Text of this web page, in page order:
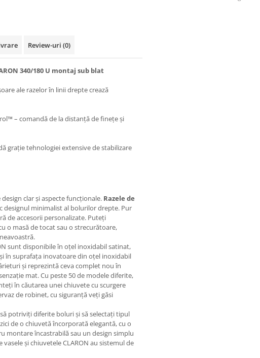
Review-uri (0)
340/180 U montaj sub blat
ale razelor în linii drepte crează
– comandă de la distanță de finețe și
grație tehnologiei extensive de stabilizare
clar și aspecte funcționale. Razele de
designul minimalist al bolurilor drepte. Pur
de accesorii personalizate. Puteți
o masă de tocat sau o strecurătoare,
sunt disponibile în oțel inoxidabil satinat,
în suprafața inovatoare din oțel inoxidabil
și reprezintă ceva complet nou în
mat. Cu peste 50 de modele diferite,
în căutarea unei chiuvete cu scurgere
de robinet, cu siguranță veți găsi
potriviți diferite boluri și să selectați tipul
de o chiuvetă încorporată elegantă, cu o
montare încastrabilă sau un design simplu
și chiuvetele CLARON au sistemul de